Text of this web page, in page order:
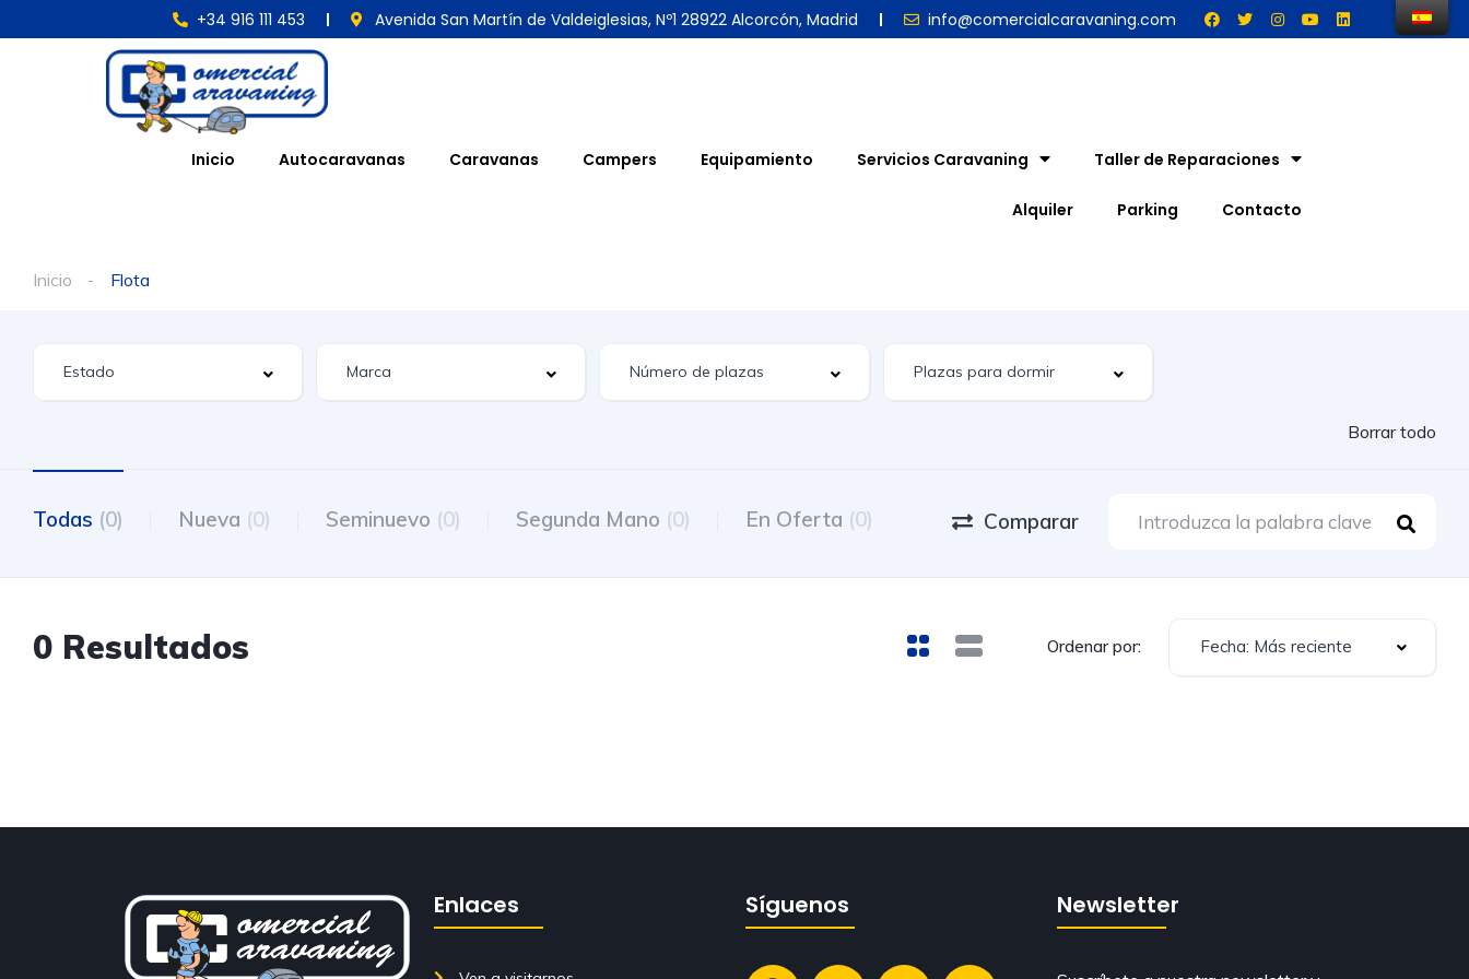
+34 916 111 453 Avenida San Martín de Valdeiglesias, Nº1 28922 Alcorcón, Madrid info@comercialcaravaning.com
Inicio Autocaravanas Caravanas Campers Equipamiento Servicios Caravaning Taller de Reparaciones
Alquiler Parking Contacto
Inicio Flota
Borrar todo
Todas (0) Nueva (0) Seminuevo (0) Segunda Mano (0) En Oferta (0) Comparar
0 Resultados Ordenar por: Fecha: Más reciente
Enlaces Síguenos Newsletter